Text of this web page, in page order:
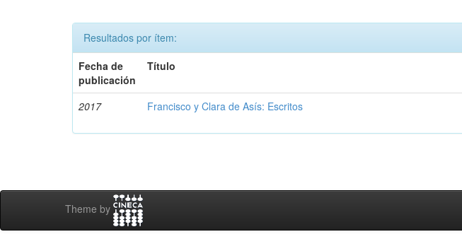
Resultados por ítem:
Fecha de
publicación
Título
2017 Francisco y Clara de Asís: Escritos
Theme by